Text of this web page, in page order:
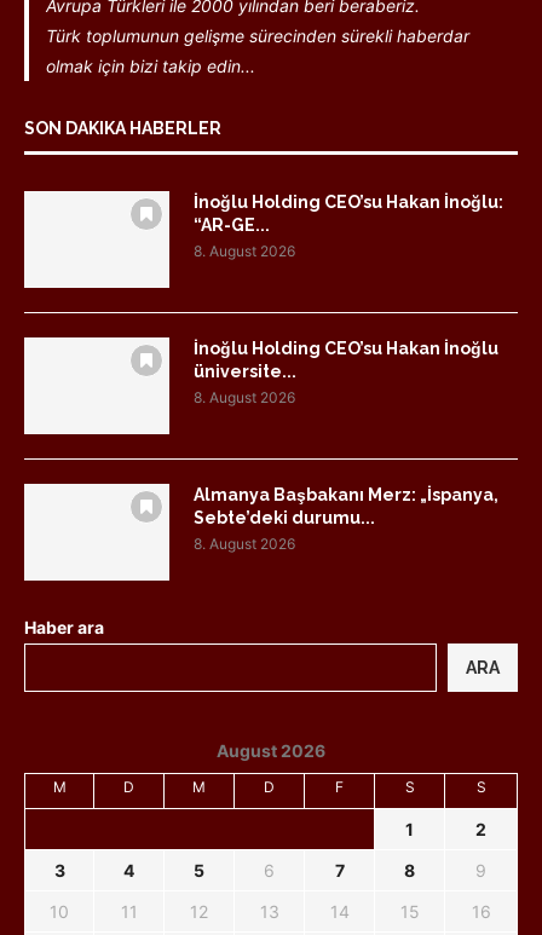
Avrupa Türkleri ile 2000 yılından beri beraberiz.
Türk toplumunun gelişme sürecinden sürekli haberdar
olmak için bizi takip edin...
SON DAKIKA HABERLER
İnoğlu Holding CEO’su Hakan İnoğlu:
“AR-GE...
8. August 2026
İnoğlu Holding CEO’su Hakan İnoğlu
üniversite...
8. August 2026
Almanya Başbakanı Merz: „İspanya,
Sebte’deki durumu...
8. August 2026
Haber ara
ARA
August 2026
M D M D F S S
1
2
3
4 5 6 7 8
9
10
11 12 13 14 15 16